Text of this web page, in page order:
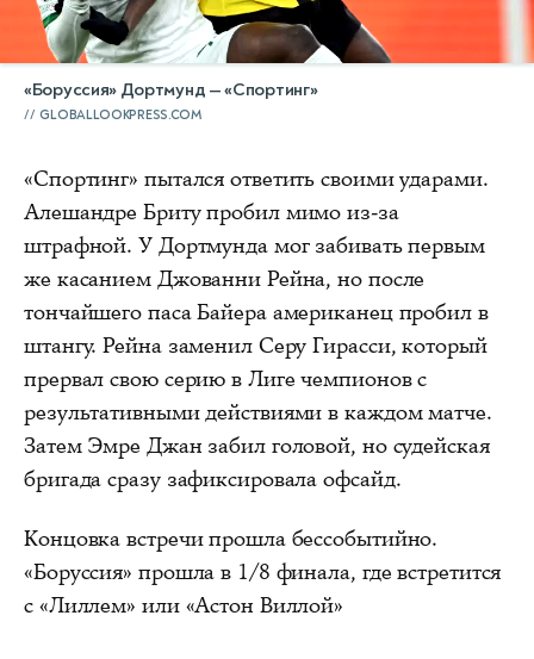
«Боруссия» Дортмунд — «Спортинг»
GLOBALLOOKPRESS.COM
«Спортинг» пытался ответить своими ударами.
Алешандре Бриту пробил мимо из-за
штрафной. У Дортмунда мог забивать первым
же касанием Джованни Рейна, но после
тончайшего паса Байера американец пробил в
штангу. Рейна заменил Серу Гирасси, который
прервал свою серию в Лиге чемпионов с
результативными действиями в каждом матче.
Затем Эмре Джан забил головой, но судейская
бригада сразу зафиксировала офсайд.
Концовка встречи прошла бессобытийно.
«Боруссия» прошла в 1/8 финала, где встретится
с «Лиллем» или «Астон Виллой»